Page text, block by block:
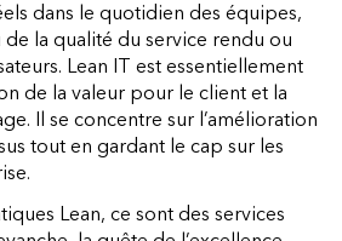
dans le quotidien des équipes,
de la qualité du service rendu ou
Lean IT est essentiellement
de la valeur pour le client et la
Il se concentre sur l’amélioration
tout en gardant le cap sur les
Lean, ce sont des services